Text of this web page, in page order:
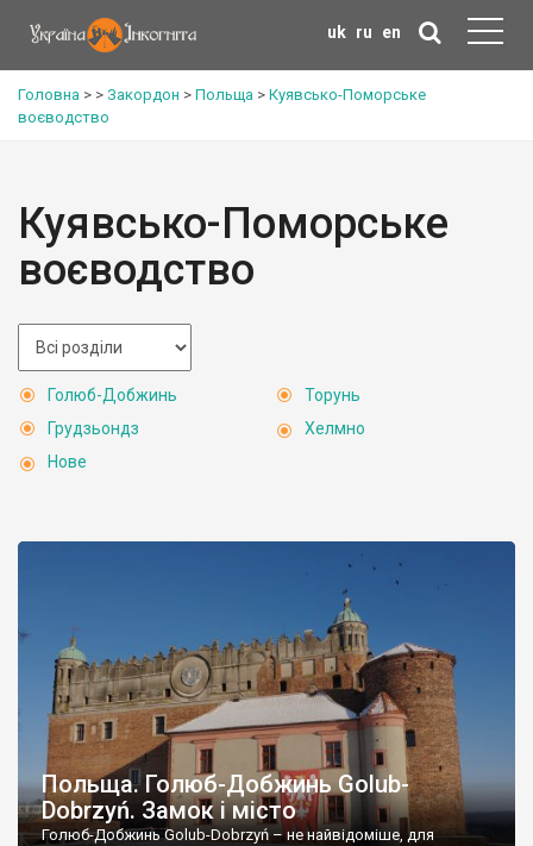
uk ru en
Головна > > Закордон > Польща > Куявсько-Поморське
воєводство
Куявсько-Поморське
воєводство
Голюб-Добжинь
Грудзьондз
Нове
Торунь
Хелмно
Польща. Голюб-Добжинь Golub-
Dobrzyń. Замок і місто
Голюб-Добжинь Golub-Dobrzyń – не найвідоміше, для